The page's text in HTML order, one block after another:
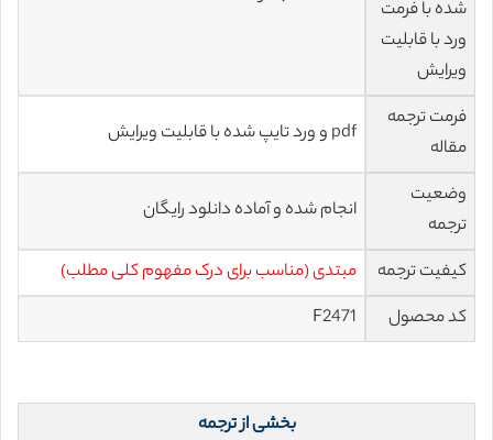
شده با فرمت
ورد با قابلیت
ویرایش
فرمت ترجمه
مقاله
pdf و ورد تایپ شده با قابلیت ویرایش
وضعیت
ترجمه
انجام شده و آماده دانلود رایگان
کیفیت ترجمه
مبتدی (مناسب برای درک مفهوم کلی مطلب)
کد محصول
F2471
بخشی از ترجمه